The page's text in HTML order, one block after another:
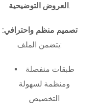
العروض التوضيحية .
تصميم منظم واحترافي:
يتضمن الملف:
طبقات منفصلة
ومنظمة لسهولة
التخصيص